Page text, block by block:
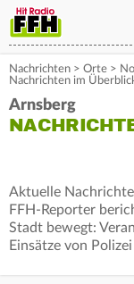
Nachrichten > Orte >
Nachrichten im
Arnsberg
Aktuelle
FFH-Reporter
Stadt bewegt:
Einsätze von